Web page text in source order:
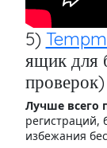
5)
ящик для
проверок)
Лучше всего
регистраций,
избежания